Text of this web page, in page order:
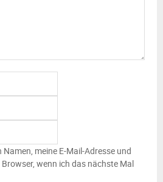
Namen, meine E-Mail-Adresse und
wenn ich das nächste Mal